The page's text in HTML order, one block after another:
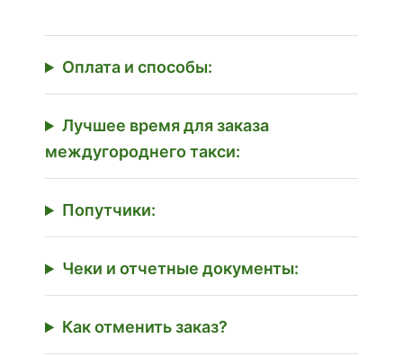
Оплата и способы:
Лучшее время для заказа
междугороднего такси:
Попутчики:
Чеки и отчетные документы:
Как отменить заказ?